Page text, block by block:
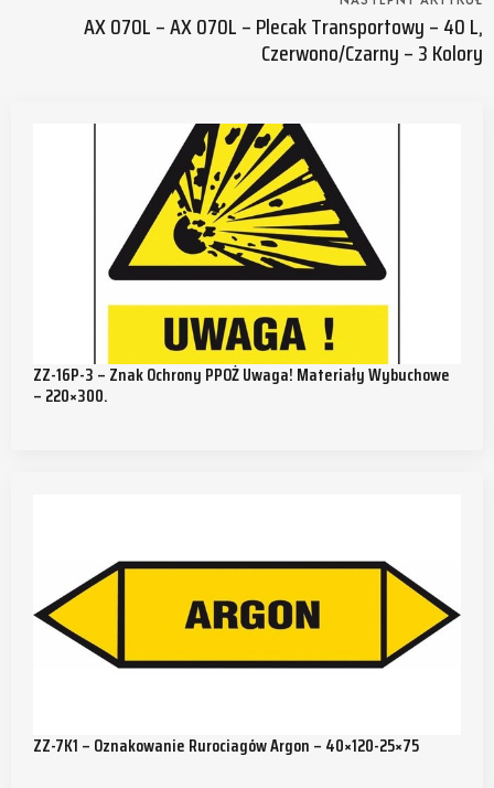
AX 070L – AX 070L – Plecak Transportowy – 40 L,
Czerwono/czarny – 3 Kolory
ZZ-16P-3 – Znak Ochrony PPOŻ Uwaga! Materiały Wybuchowe
– 220×300.
ZZ-7K1 – Oznakowanie Rurociagów Argon – 40×120-25×75